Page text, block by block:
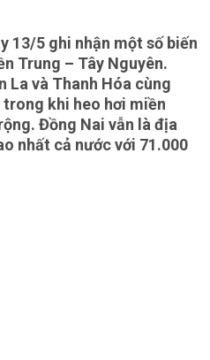
13/5 ghi nhận một số biến
Trung – Tây Nguyên.
La và Thanh Hóa cùng
khi heo hơi miền
Đồng Nai vẫn là địa
nhất cả nước với 71.000